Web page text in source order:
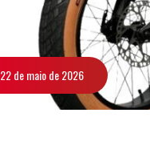
22 de maio de 2026